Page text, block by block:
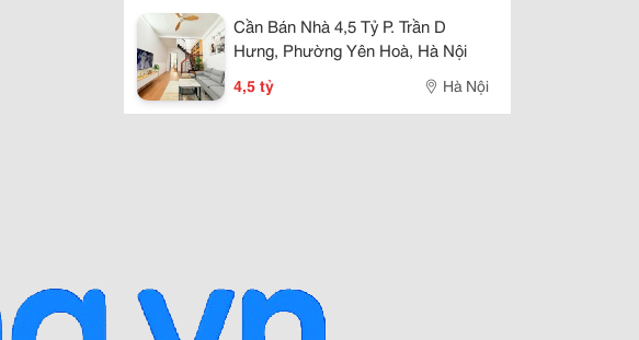
Cần Bán Nhà 4,5 Tỷ P. Trần D
Hưng, Phường Yên Hoà, Hà Nội
4,5 tỷ Hà Nội